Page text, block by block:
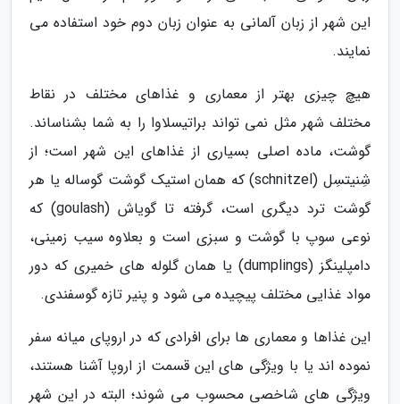
این شهر از زبان آلمانی به عنوان زبان دوم خود استفاده می
نمایند.
هیچ چیزی بهتر از معماری و غذاهای مختلف در نقاط
مختلف شهر مثل نمی تواند براتیسلاوا را به شما بشناساند.
گوشت، ماده اصلی بسیاری از غذاهای این شهر است؛ از
شِنیتسِل (schnitzel) که همان استیک گوشت گوساله یا هر
گوشت ترد دیگری است، گرفته تا گویاش (goulash) که
نوعی سوپ با گوشت و سبزی است و بعلاوه سیب زمینی،
دامپلینگز (dumplings) یا همان گلوله های خمیری که دور
مواد غذایی مختلف پیچیده می شود و پنیر تازه گوسفندی.
این غذاها و معماری ها برای افرادی که در اروپای میانه سفر
نموده اند یا با ویژگی های این قسمت از اروپا آشنا هستند،
ویژگی های شاخصی محسوب می شوند؛ البته در این شهر